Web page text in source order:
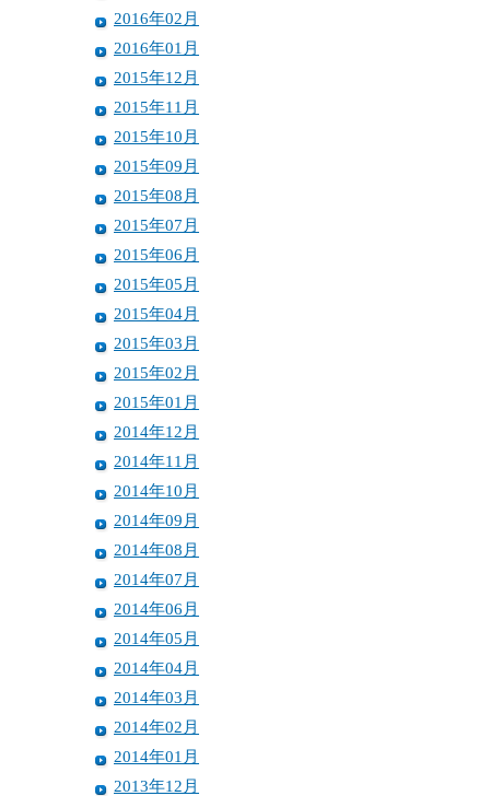
2016年02月
2016年01月
2015年12月
2015年11月
2015年10月
2015年09月
2015年08月
2015年07月
2015年06月
2015年05月
2015年04月
2015年03月
2015年02月
2015年01月
2014年12月
2014年11月
2014年10月
2014年09月
2014年08月
2014年07月
2014年06月
2014年05月
2014年04月
2014年03月
2014年02月
2014年01月
2013年12月